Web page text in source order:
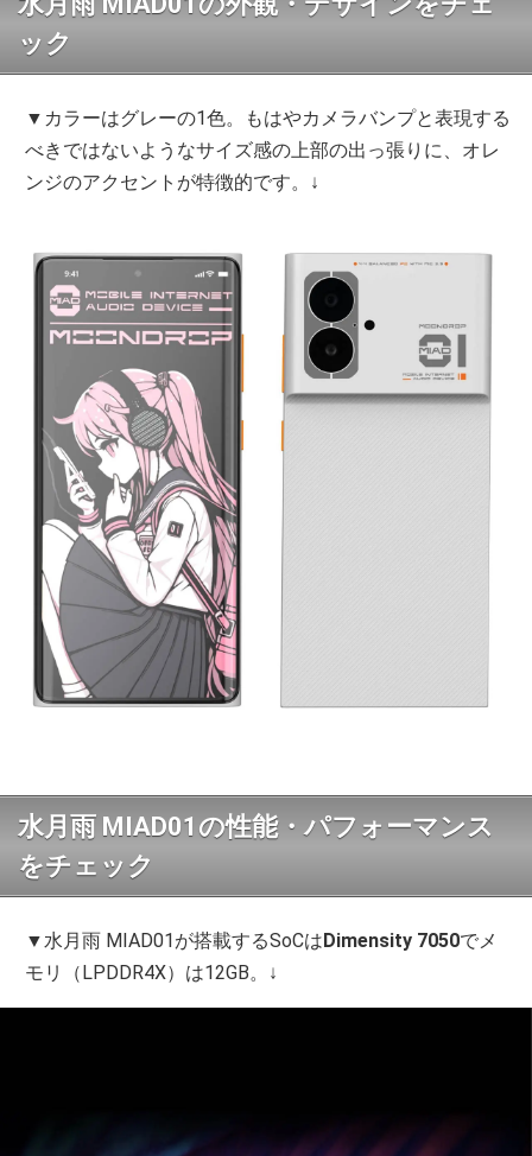
ック
▼カラーはグレーの1色。もはやカメラバンプと表現する
べきではないようなサイズ感の上部の出っ張りに、オレ
ンジのアクセントが特徴的です。↓
水月雨 MIAD01の性能・パフォーマンス
をチェック
▼水月雨 MIAD01が搭載するSoCは Dimensity 7050でメ
モリ（LPDDR4X）は12GB。↓